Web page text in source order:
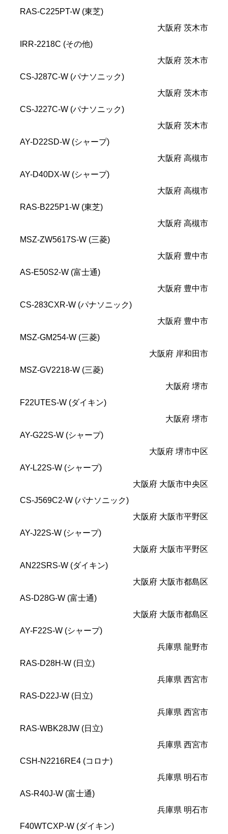
RAS-C225PT-W (東芝)
大阪府 茨木市
IRR-2218C (その他)
大阪府 茨木市
CS-J287C-W (パナソニック)
大阪府 茨木市
CS-J227C-W (パナソニック)
大阪府 茨木市
AY-D22SD-W (シャープ)
大阪府 高槻市
AY-D40DX-W (シャープ)
大阪府 高槻市
RAS-B225P1-W (東芝)
大阪府 高槻市
MSZ-ZW5617S-W (三菱)
大阪府 豊中市
AS-E50S2-W (富士通)
大阪府 豊中市
CS-283CXR-W (パナソニック)
大阪府 豊中市
MSZ-GM254-W (三菱)
大阪府 岸和田市
MSZ-GV2218-W (三菱)
大阪府 堺市
F22UTES-W (ダイキン)
大阪府 堺市
AY-G22S-W (シャープ)
大阪府 堺市中区
AY-L22S-W (シャープ)
大阪府 大阪市中央区
CS-J569C2-W (パナソニック)
大阪府 大阪市平野区
AY-J22S-W (シャープ)
大阪府 大阪市平野区
AN22SRS-W (ダイキン)
大阪府 大阪市都島区
AS-D28G-W (富士通)
大阪府 大阪市都島区
AY-F22S-W (シャープ)
兵庫県 龍野市
RAS-D28H-W (日立)
兵庫県 西宮市
RAS-D22J-W (日立)
兵庫県 西宮市
RAS-WBK28JW (日立)
兵庫県 西宮市
CSH-N2216RE4 (コロナ)
兵庫県 明石市
AS-R40J-W (富士通)
兵庫県 明石市
F40WTCXP-W (ダイキン)